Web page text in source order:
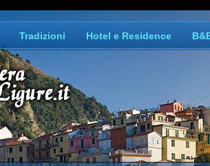
Tradizioni Hotel e Residence